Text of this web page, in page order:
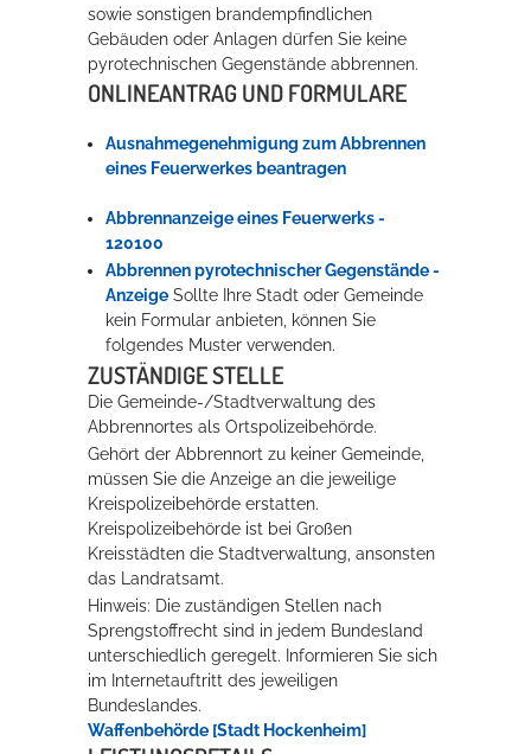
Erleben in Hockenheim
Spaß unter prickelnden Wasserfällen, das rauschende Meer im
Wellenbecken oder doch lieber die pure Entspannung auf der
Sprudelliege im Solebecken?
mehr dazu...
sowie sonstigen brandempfindlichen
Gebäuden oder Anlagen dürfen Sie keine
pyrotechnischen Gegenstände abbrennen.
ONLINEANTRAG UND FORMULARE
Ausnahmegenehmigung zum Abbrennen
eines Feuerwerkes beantragen
Abbrennanzeige eines Feuerwerks -
120100
Abbrennen pyrotechnischer Gegenstände -
Anzeige Sollte Ihre Stadt oder Gemeinde
kein Formular anbieten, können Sie
folgendes Muster verwenden.
ZUSTÄNDIGE STELLE
Die Gemeinde-/Stadtverwaltung des
Abbrennortes als Ortspolizeibehörde.
Gehört der Abbrennort zu keiner Gemeinde,
müssen Sie die Anzeige an die jeweilige
Kreispolizeibehörde erstatten.
Kreispolizeibehörde ist bei Großen
Kreisstädten die Stadtverwaltung, ansonsten
das Landratsamt.
Hinweis: Die zuständigen Stellen nach
Sprengstoffrecht sind in jedem Bundesland
unterschiedlich geregelt. Informieren Sie sich
im Internetauftritt des jeweiligen
Bundeslandes.
Waffenbehörde [Stadt Hockenheim]